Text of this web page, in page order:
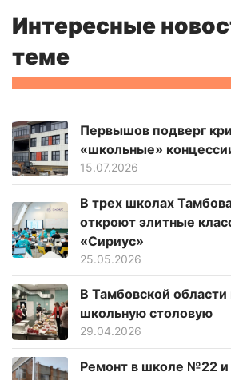
Интересные
теме
Первышов подверг
«школьные»
15.07.2026
В трех школах
откроют элитные
«Сириус»
25.05.2026
В Тамбовской
школьную столовую
29.04.2026
Ремонт в школе №22